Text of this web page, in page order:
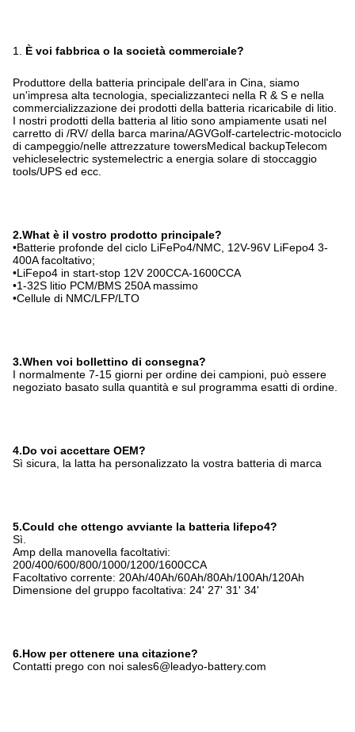
1. È voi fabbrica o la società commerciale?
Produttore della batteria principale dell'ara in Cina, siamo
un'impresa alta tecnologia, specializzanteci nella R & S e nella
commercializzazione dei prodotti della batteria ricaricabile di litio.
I nostri prodotti della batteria al litio sono ampiamente usati nel
carretto di /RV/ della barca marina/AGVGolf-cartelectric-motociclo
di campeggio/nelle attrezzature towersMedical backupTelecom
vehicleselectric systemelectric a energia solare di stoccaggio
tools/UPS ed ecc.
2.What è il vostro prodotto principale?
•Batterie profonde del ciclo LiFePo4/NMC, 12V-96V LiFepo4 3-
400A facoltativo;
•LiFepo4 in start-stop 12V 200CCA-1600CCA
•1-32S litio PCM/BMS 250A massimo
•Cellule di NMC/LFP/LTO
3.When voi bollettino di consegna?
I normalmente 7-15 giorni per ordine dei campioni, può essere
negoziato basato sulla quantità e sul programma esatti di ordine.
4.Do voi accettare OEM?
Sì sicura, la latta ha personalizzato la vostra batteria di marca
5.Could che ottengo avviante la batteria lifepo4?
Sì.
Amp della manovella facoltativi:
200/400/600/800/1000/1200/1600CCA
Facoltativo corrente: 20Ah/40Ah/60Ah/80Ah/100Ah/120Ah
Dimensione del gruppo facoltativa: 24' 27' 31' 34'
6.How per ottenere una citazione?
Contatti prego con noi sales6@leadyo-battery.com